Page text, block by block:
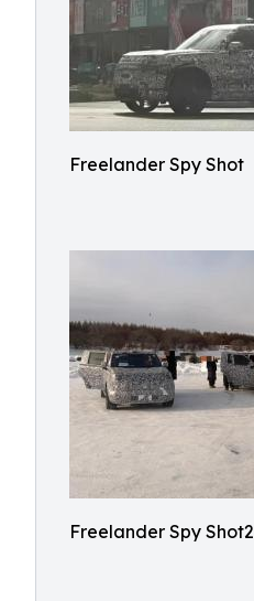
Freelander Spy Shot
Freelander Spy Shot2